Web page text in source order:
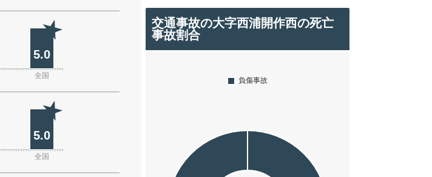
5.0
全国
5.0
全国
交通事故の大字西浦開作西の死亡
事故割合